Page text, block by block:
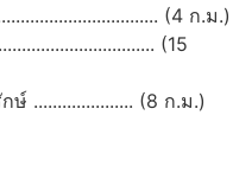
(4 ก.ม.)
(15
..................... (8 ก.ม.)